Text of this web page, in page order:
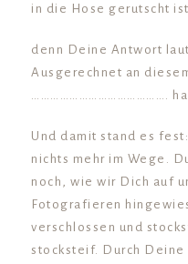
in die Hose gerutscht ist,
denn Deine Antwort
Ausgerechnet an
…………………………………….
Und damit stand es
nichts mehr im Wege.
noch, wie wir Dich auf
Fotografieren
verschlossen und
stocksteif. Durch